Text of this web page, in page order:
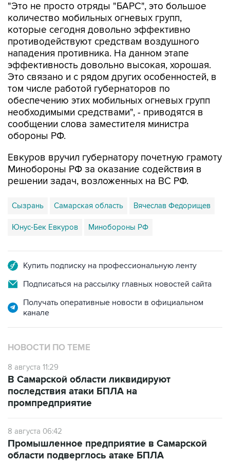
"Это не просто отряды "БАРС", это большое
количество мобильных огневых групп,
которые сегодня довольно эффективно
противодействуют средствам воздушного
нападения противника. На данном этапе
эффективность довольно высокая, хорошая.
Это связано и с рядом других особенностей, в
том числе работой губернаторов по
обеспечению этих мобильных огневых групп
необходимыми средствами", - приводятся в
сообщении слова заместителя министра
обороны РФ.
Евкуров вручил губернатору почетную грамоту
Минобороны РФ за оказание содействия в
решении задач, возложенных на ВС РФ.
Сызрань Самарская область Вячеслав Федорищев
Юнус-Бек Евкуров Минобороны РФ
Купить подписку на профессиональную ленту
Подписаться на рассылку главных новостей сайта
Получать оперативные новости в официальном
канале
НОВОСТИ ПО ТЕМЕ
8 августа 11:29
В Самарской области ликвидируют
последствия атаки БПЛА на
промпредприятие
8 августа 06:42
Промышленное предприятие в Самарской
области подверглось атаке БПЛА